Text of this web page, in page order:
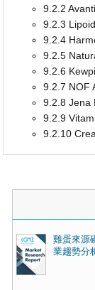
9.2.2
9.2.3
9.2.4
9.2.5
9.2.6
9.2.7 NOF
9.2.8 Jena
9.2.9
9.2.10
雞蛋來源
業趨勢分